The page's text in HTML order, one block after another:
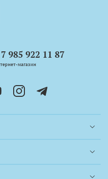
985 922 11 87
магазин